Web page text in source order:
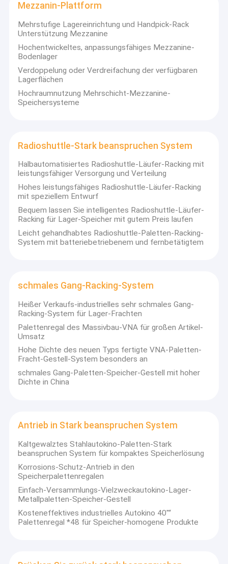
Heim
Produkte
Videos
Über uns
Fabrik-Tour
Mezzanin-Plattform
Mehrstufige Lagereinrichtung und Handpick-Rack
Unterstützung Mezzanine
Hochentwickeltes, anpassungsfähiges Mezzanine-
Bodenlager
Verdoppelung oder Verdreifachung der verfügbaren
Lagerflächen
Hochraumnutzung Mehrschicht-Mezzanine-
Speichersysteme
Radioshuttle-Stark beanspruchen System
Halbautomatisiertes Radioshuttle-Läufer-Racking mit
leistungsfähiger Versorgung und Verteilung
Hohes leistungsfähiges Radioshuttle-Läufer-Racking
mit speziellem Entwurf
Bequem lassen Sie intelligentes Radioshuttle-Läufer-
Racking für Lager-Speicher mit gutem Preis laufen
Leicht gehandhabtes Radioshuttle-Paletten-Racking-
System mit batteriebetriebenem und fernbetätigtem
schmales Gang-Racking-System
Heißer Verkaufs-industrielles sehr schmales Gang-
Racking-System für Lager-Frachten
Palettenregal des Massivbau-VNA für großen Artikel-
Umsatz
Hohe Dichte des neuen Typs fertigte VNA-Paletten-
Fracht-Gestell-System besonders an
schmales Gang-Paletten-Speicher-Gestell mit hoher
Dichte in China
Antrieb in Stark beanspruchen System
Kaltgewalztes Stahlautokino-Paletten-Stark
beanspruchen System für kompaktes Speicherlösung
Korrosions-Schutz-Antrieb in den
Speicherpalettenregalen
Einfach-Versammlungs-Vielzweckautokino-Lager-
Metallpaletten-Speicher-Gestell
Kosteneffektives industrielles Autokino 40"“
Palettenregal *48 für Speicher-homogene Produkte
2004 gegründet, Ironstone-Meca Industrie
professioneller Hersteller von Speicherausrüstung, der ein
umfassendes Leistungsspektrum anbietet, einschließlich
Design, Beratung, Produktion, technische Anleitung,
Die Mission derEisenstein-Mekka-Industrie
innovationsgetriebenes, kundenorientiertes Unternehmen
mit hervorragenden Produkten, perfekten Lagerlösungen